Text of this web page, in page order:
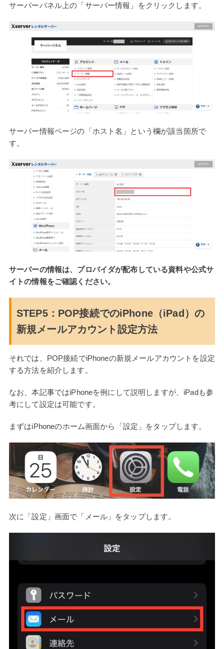
サーバーパネル上の「サーバー情報」をクリックします。
サーバー情報ページの「ホスト名」という欄が該当箇所で
す。
サーバーの情報は、プロバイダが配布している資料や公式サ
イトの情報をご確認ください。
STEP5：POP接続でのiPhone（iPad）の
新規メールアカウント設定方法
それでは、POP接続でiPhoneの新規メールアカウントを設定
する方法を紹介します。
なお、本記事ではiPhoneを例にして説明しますが、iPadも参
考にして設定は可能です。
まずはiPhoneのホーム画面から「設定」をタップします。
次に「設定」画面で「メール」をタップします。